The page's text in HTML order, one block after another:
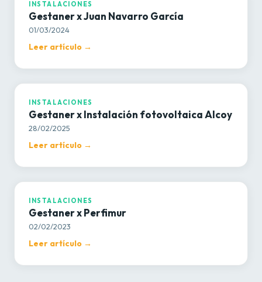
INSTALACIONES
Gestaner x Juan Navarro García
01/03/2024
Leer artículo →
INSTALACIONES
Gestaner x Instalación fotovoltaica Alcoy
28/02/2025
Leer artículo →
INSTALACIONES
Gestaner x Perfimur
02/02/2023
Leer artículo →